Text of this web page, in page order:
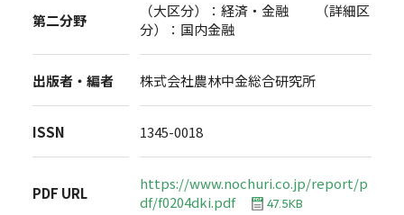
第二分野
（大区分）：経済・金融 （詳細区
分）：国内金融
出版者・編者 株式会社農林中金総合研究所
ISSN 1345-0018
PDF URL
https://www.nochuri.co.jp/report/p
df/f0204dki.pdf
47.5KB